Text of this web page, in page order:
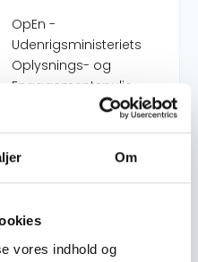
Om
vores indhold og
OpEn -
Udenrigsministeriets
Oplysnings- og
Engagementspulje
OpEn
Mål 1: Afskaf fattigdom
Kvalitetsuddannelse
Mål 5: Ligestilling